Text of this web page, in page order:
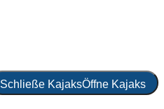
Schließe KajaksÖffne Kajaks